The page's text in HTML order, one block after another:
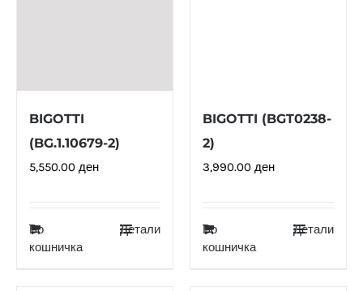
BIGOTTI
(BG.1.10679-2)
5,550.00 ден
Во
кошничка
Детали
BIGOTTI (BGT0238-
2)
3,990.00 ден
Во
кошничка
Детали